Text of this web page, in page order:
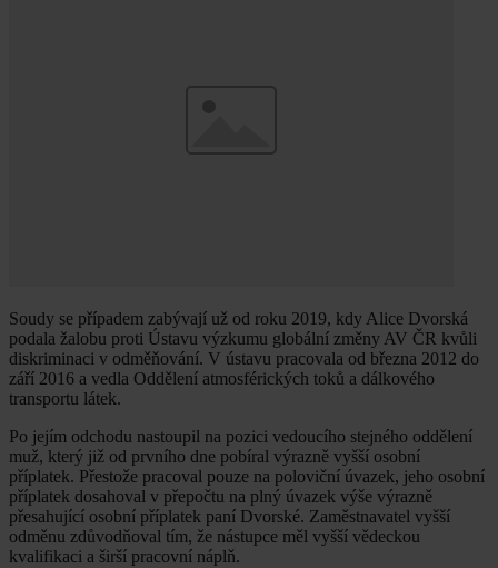
Soudy se případem zabývají už od roku 2019, kdy Alice Dvorská
podala žalobu proti Ústavu výzkumu globální změny AV ČR kvůli
diskriminaci v odměňování. V ústavu pracovala od března 2012 do
září 2016 a vedla Oddělení atmosférických toků a dálkového
transportu látek.
Po jejím odchodu nastoupil na pozici vedoucího stejného oddělení
muž, který již od prvního dne pobíral výrazně vyšší osobní
příplatek. Přestože pracoval pouze na poloviční úvazek, jeho osobní
příplatek dosahoval v přepočtu na plný úvazek výše výrazně
přesahující osobní příplatek paní Dvorské. Zaměstnavatel vyšší
odměnu zdůvodňoval tím, že nástupce měl vyšší vědeckou
kvalifikaci a širší pracovní náplň.